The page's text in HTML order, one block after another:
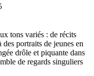
tons variés : de récits
portraits de jeunes en
drôle et piquante dans
de regards singuliers